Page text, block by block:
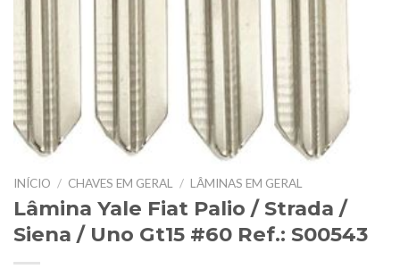
INÍCIO / CHAVES EM GERAL / LÂMINAS EM GERAL
Lâmina Yale Fiat Palio / Strada /
Siena / Uno Gt15 #60 Ref.: S00543